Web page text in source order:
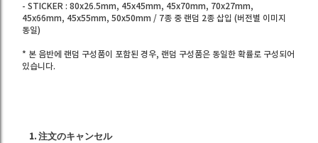
- STICKER : 80x26.5mm, 45x45mm, 45x70mm, 70x27mm,
45x66mm, 45x55mm, 50x50mm / 7종 중 랜덤 2종 삽입 (버전별 이미지
동일)
* 본 음반에 랜덤 구성품이 포함된 경우, 랜덤 구성품은 동일한 확률로 구성되어
있습니다.
1. 注文のキャンセル